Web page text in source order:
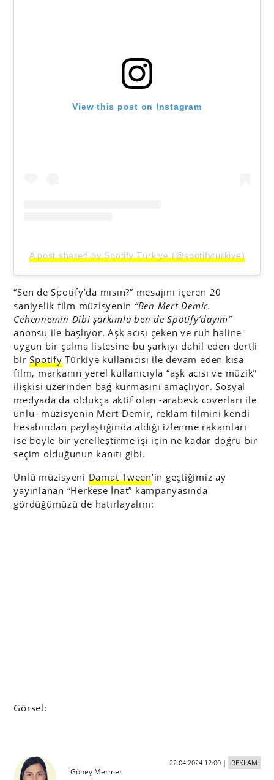
View this post on Instagram
A post shared by Spotify Türkiye (@spotifyturkiye)
“Sen de Spotify’da mısın?” mesajını içeren 20
saniyelik film müzisyenin “Ben Mert Demir.
Cehennemin Dibi şarkımla ben de Spotify’dayım”
anonsu ile başlıyor. Aşk acısı çeken ve ruh haline
uygun bir çalma listesine bu şarkıyı dahil eden dertli
birSpotify Türkiye kullanıcısı ile devam eden kısa
film, markanın yerel kullanıcıyla “aşk acısı ve müzik”
ilişkisi üzerinden bağ kurmasını amaçlıyor. Sosyal
medyada da oldukça aktif olan -arabesk coverları ile
ünlü- müzisyenin Mert Demir, reklam filmini kendi
hesabından paylaştığında aldığı izlenme rakamları
ise böyle bir yerelleştirme işi için ne kadar doğru bir
seçim olduğunun kanıtı gibi.
Ünlü müzisyeni Damat Tween‘in geçtiğimiz ay
yayınlanan “Herkese İnat” kampanyasında
gördüğümüzü de hatırlayalım:
Görsel:
Güney Mermer
22.04.2024 12:00| REKLAM